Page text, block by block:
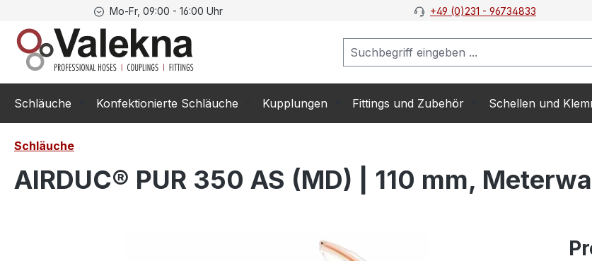
Zur Hauptnavigation springen
Mo-Fr, 09:00 - 16:00 Uhr +49 (0)231 - 96734833
Schläuche Konfektionierte Schläuche Kupplungen Fittings und Zubehör Schellen und
Schläuche
AIRDUC® PUR 350 AS (MD) | 110 mm,